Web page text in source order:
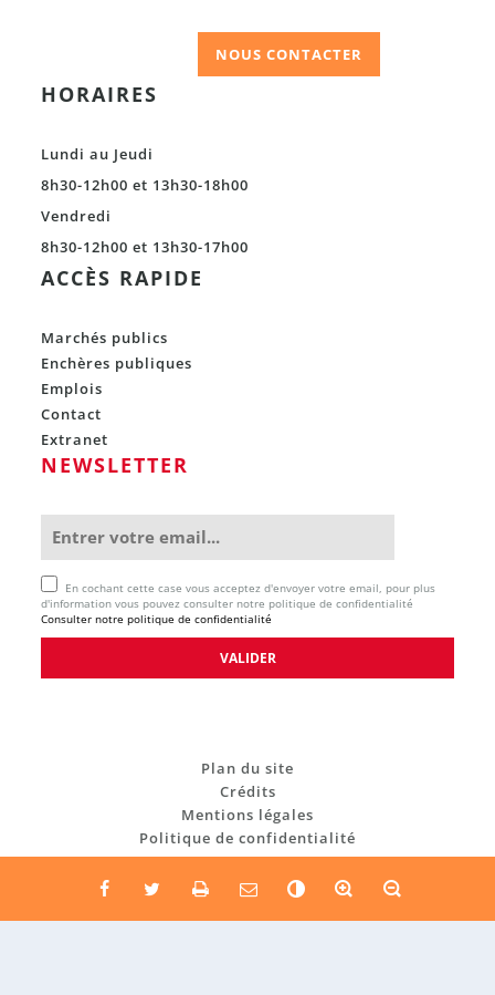
NOUS CONTACTER
HORAIRES
Lundi au Jeudi
8h30-12h00 et 13h30-18h00
Vendredi
8h30-12h00 et 13h30-17h00
ACCÈS RAPIDE
Marchés publics
Enchères publiques
Emplois
Contact
Extranet
NEWSLETTER
En cochant cette case vous acceptez d'envoyer votre email, pour plus
d'information vous pouvez consulter notre politique de confidentialité
Consulter notre politique de confidentialité
Plan du site
Crédits
Mentions légales
Politique de confidentialité
n